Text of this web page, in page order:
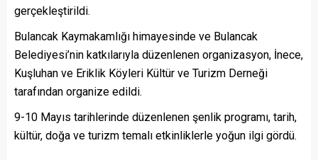
gerçekleştirildi.
Bulancak Kaymakamlığı himayesinde ve Bulancak
Belediyesi’nin katkılarıyla düzenlenen organizasyon, İnece,
Kuşluhan ve Eriklik Köyleri Kültür ve Turizm Derneği
tarafından organize edildi.
9-10 Mayıs tarihlerinde düzenlenen şenlik programı, tarih,
kültür, doğa ve turizm temalı etkinliklerle yoğun ilgi gördü.